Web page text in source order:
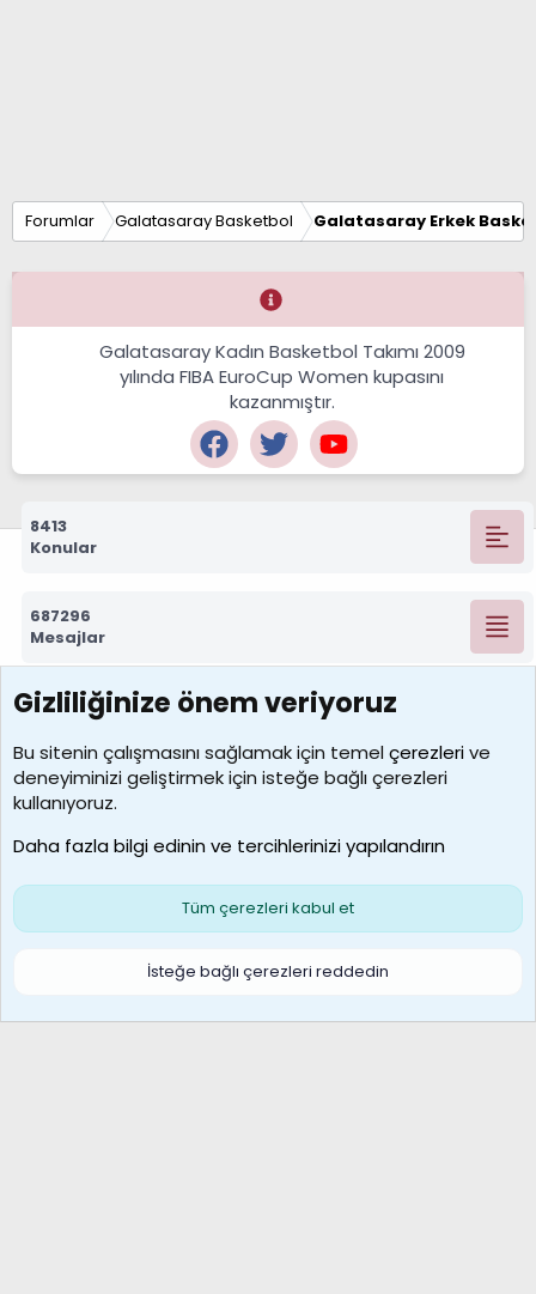
Forumlar Galatasaray Basketbol Galatasaray Erkek
Galatasaray Kadın Basketbol Takımı 2009
yılında FIBA EuroCup Women kupasını
kazanmıştır.
8413
Konular
687296
Mesajlar
7390
Kullanıcılar
MosesBrownHayranı
Son üye
Çerezler
S
Gizliliğinize önem veriyoruz
Bu sitenin çalışmasını sağlamak için temelçerezlerive
deneyiminizi geliştirmek için isteğe bağlı çerezleri
kullanıyoruz.
Daha fazla bilgi edinin ve tercihlerinizi yapılandırın
Tüm çerezleri kabul et
İsteğe bağlı çerezleri reddedin